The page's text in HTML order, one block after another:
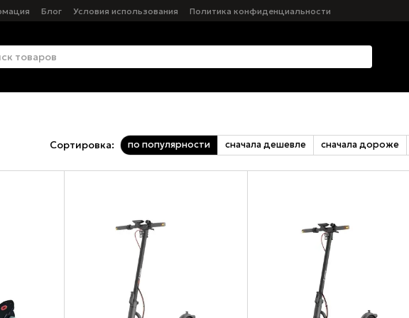
Блог Условия использования
Политика конфиденциальности
Сортировка: по популярности сначала дешевле сначала дороже